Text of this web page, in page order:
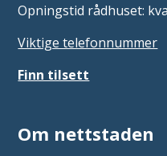
Opningstid rådhuset:
Viktige telefonnummer
Finn tilsett
Om nettstaden